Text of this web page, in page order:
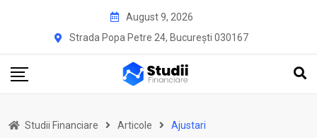
August 9, 2026
Strada Popa Petre 24, București 030167
Studii Financiare Articole Ajustari